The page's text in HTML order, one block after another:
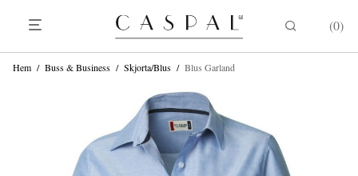
0
Hem / Buss & Business / Skjorta/Blus / Blus Garland